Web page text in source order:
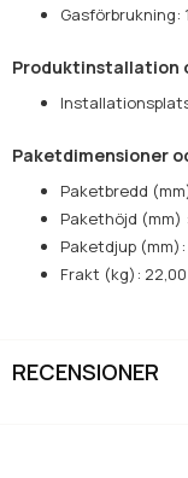
Gasförbrukning:
Produktinstallation
Paketdimensioner
Paketbredd
Pakethöjd (mm)
Paketdjup (mm):
Frakt (kg): 22,00
RECENSIONER